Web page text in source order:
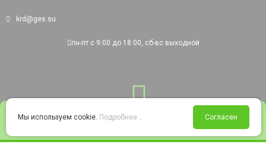
Войти Избранное Корзина
krd@ges.su
пн-пт с 9:00 до 18:00, сб-вс выходной
Мы используем cookie. Подробнее... Согласен